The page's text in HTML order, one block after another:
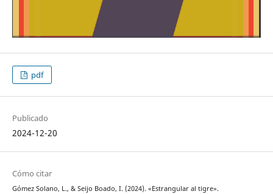
pdf
Publicado
2024-12-20
Cómo citar
Gómez Solano, L., & Seijo Boado, I. (2024). «Estrangular al tigre».